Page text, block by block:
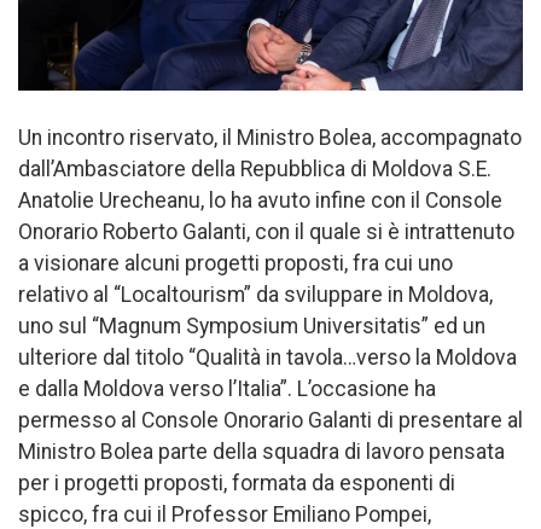
Un incontro riservato, il Ministro Bolea, accompagnato
dall’Ambasciatore della Repubblica di Moldova S.E.
Anatolie Urecheanu, lo ha avuto infine con il Console
Onorario Roberto Galanti, con il quale si è intrattenuto
a visionare alcuni progetti proposti, fra cui uno
relativo al “Localtourism” da sviluppare in Moldova,
uno sul “Magnum Symposium Universitatis” ed un
ulteriore dal titolo “Qualità in tavola…verso la Moldova
e dalla Moldova verso l’Italia”. L’occasione ha
permesso al Console Onorario Galanti di presentare al
Ministro Bolea parte della squadra di lavoro pensata
per i progetti proposti, formata da esponenti di
spicco, fra cui il Professor Emiliano Pompei,